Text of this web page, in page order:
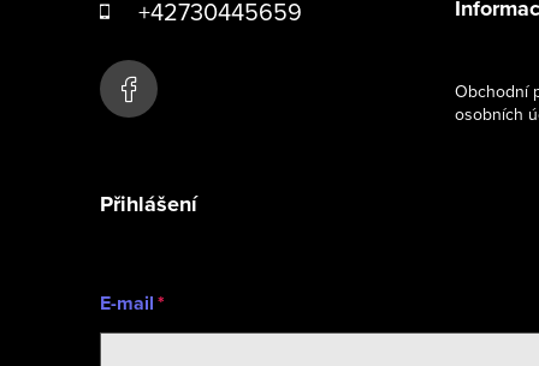
+42730445659
Obchodní
osobních
Přihlášení
E-mail